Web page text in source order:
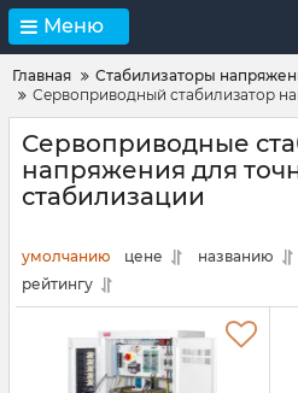
Меню
Главная
Стабилизаторы
Сервоприводный стабилизатор
Сервоприводные
напряжения для
стабилизации
умолчанию цене
названию
рейтингу